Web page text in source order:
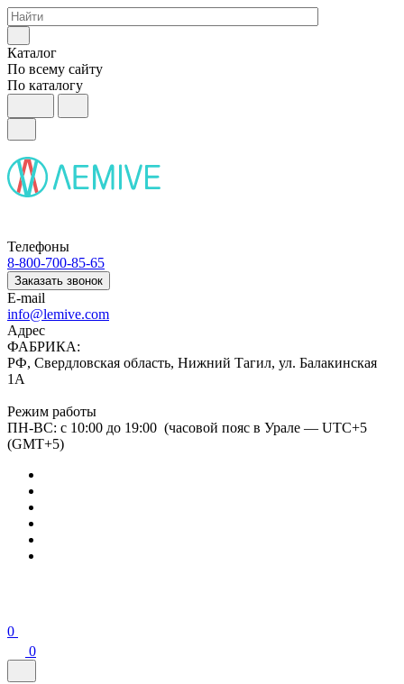
Каталог
По всему сайту
По каталогу
Телефоны
8-800-700-85-65
Заказать звонок
E-mail
info@lemive.com
Адрес
ФАБРИКА:
РФ, Свердловская область, Нижний Тагил, ул. Балакинская
1А
Режим работы
ПН-ВС: с 10:00 до 19:00 (часовой пояс в Урале — UTC+5
(GMT+5)
0
0